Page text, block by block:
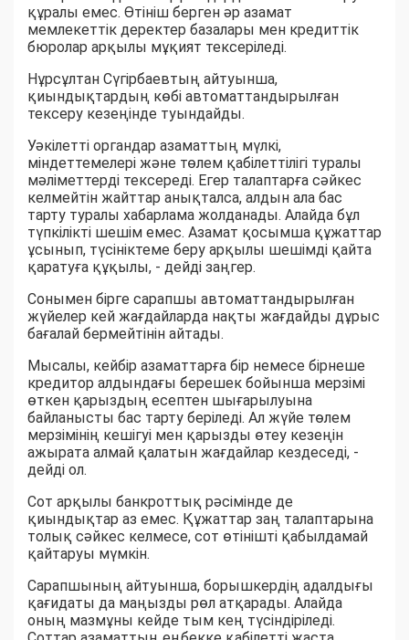
құралы емес. Өтініш берген әр азамат
мемлекеттік деректер базалары мен кредиттік
бюролар арқылы мұқият тексеріледі.
Нұрсұлтан Сүгірбаевтың айтуынша,
қиындықтардың көбі автоматтандырылған
тексеру кезеңінде туындайды.
Уәкілетті органдар азаматтың мүлкі,
міндеттемелері және төлем қабілеттілігі туралы
мәліметтерді тексереді. Егер талаптарға сәйкес
келмейтін жайттар анықталса, алдын ала бас
тарту туралы хабарлама жолданады. Алайда бұл
түпкілікті шешім емес. Азамат қосымша құжаттар
ұсынып, түсініктеме беру арқылы шешімді қайта
қаратуға құқылы, - дейді заңгер.
Сонымен бірге сарапшы автоматтандырылған
жүйелер кей жағдайларда нақты жағдайды дұрыс
бағалай бермейтінін айтады.
Мысалы, кейбір азаматтарға бір немесе бірнеше
кредитор алдындағы берешек бойынша мерзімі
өткен қарыздың есептен шығарылуына
байланысты бас тарту беріледі. Ал жүйе төлем
мерзімінің кешігуі мен қарызды өтеу кезеңін
ажырата алмай қалатын жағдайлар кездеседі, -
дейді ол.
Сот арқылы банкроттық рәсімінде де
қиындықтар аз емес. Құжаттар заң талаптарына
толық сәйкес келмесе, сот өтінішті қабылдамай
қайтаруы мүмкін.
Сарапшының айтуынша, борышкердің адалдығы
қағидаты да маңызды рөл атқарады. Алайда
оның мазмұны кейде тым кең түсіндіріледі.